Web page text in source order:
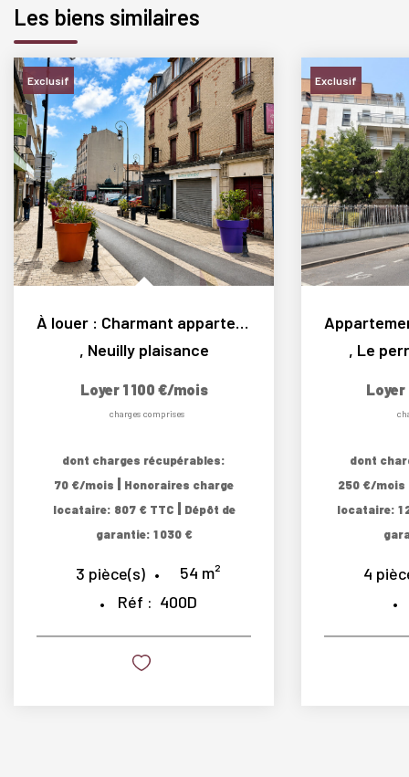
Les biens similaires
Exclusif
À louer : Charmant appartement 3 pièces calme au...
, Neuilly plaisance
Loyer 1 100 €/mois
charges comprises
dont charges récupérables:
70 €/mois | Honoraires charge
locataire: 807 € TTC | Dépôt de
garantie: 1 030 €
3 pièce(s) 54 m²
Réf : 400D
Exclusif
, Le
Loyer
dont
250 €/mois
locataire: 1
4